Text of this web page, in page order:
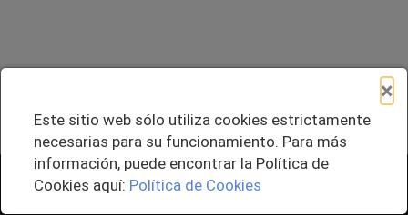
+ Agregar al Pedido
×
Este sitio web sólo utiliza cookies estrictamente
necesarias para su funcionamiento. Para más
información, puede encontrar la Política de
Cookies aquí: Política de Cookies